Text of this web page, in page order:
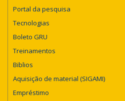
Portal da pesquisa
Tecnologias
Boleto GRU
Treinamentos
Biblios
Aquisição de material (SIGAMI)
Empréstimo